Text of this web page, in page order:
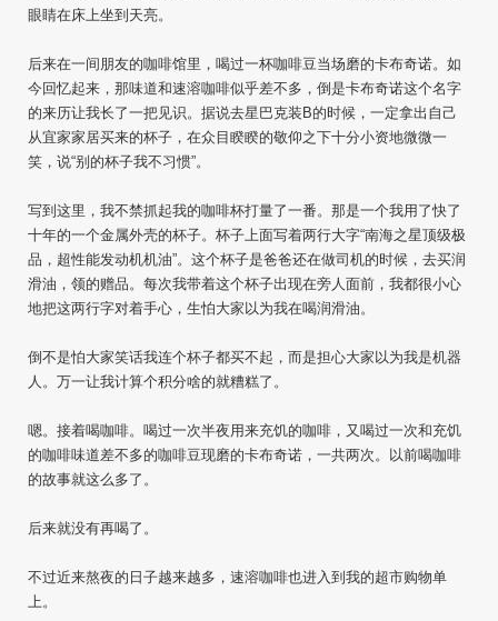
眼睛在床上坐到天亮。
后来在一间朋友的咖啡馆里，喝过一杯咖啡豆当场磨的卡布奇诺。如
今回忆起来，那味道和速溶咖啡似乎差不多，倒是卡布奇诺这个名字
的来历让我长了一把见识。据说去星巴克装B的时候，一定拿出自己
从宜家家居买来的杯子，在众目睽睽的敬仰之下十分小资地微微一
笑，说“别的杯子我不习惯”。
写到这里，我不禁抓起我的咖啡杯打量了一番。那是一个我用了快了
十年的一个金属外壳的杯子。杯子上面写着两行大字“南海之星顶级极
品，超性能发动机机油”。这个杯子是爸爸还在做司机的时候，去买润
滑油，领的赠品。每次我带着这个杯子出现在旁人面前，我都很小心
地把这两行字对着手心，生怕大家以为我在喝润滑油。
倒不是怕大家笑话我连个杯子都买不起，而是担心大家以为我是机器
人。万一让我计算个积分啥的就糟糕了。
嗯。接着喝咖啡。喝过一次半夜用来充饥的咖啡，又喝过一次和充饥
的咖啡味道差不多的咖啡豆现磨的卡布奇诺，一共两次。以前喝咖啡
的故事就这么多了。
后来就没有再喝了。
不过近来熬夜的日子越来越多，速溶咖啡也进入到我的超市购物单
上。